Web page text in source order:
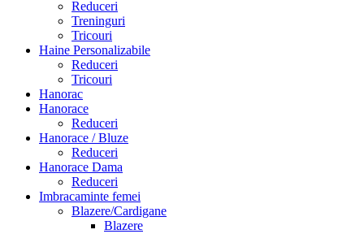
Reduceri
Treninguri
Tricouri
Haine Personalizabile
Reduceri
Tricouri
Hanorac
Hanorace
Reduceri
Hanorace / Bluze
Reduceri
Hanorace Dama
Reduceri
Imbracaminte femei
Blazere/Cardigane
Blazere